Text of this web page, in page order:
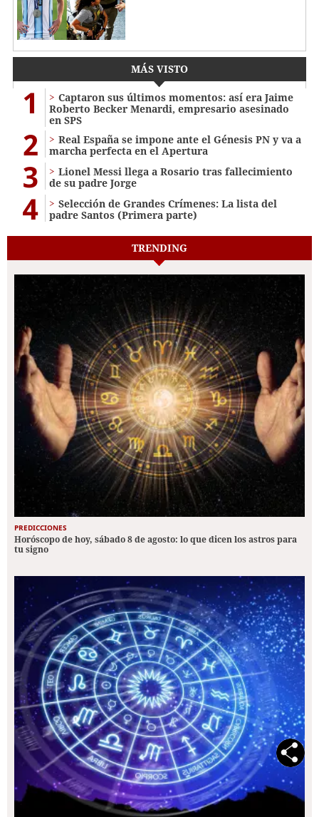
MÁS VISTO
1
Captaron sus últimos momentos: así era Jaime
Roberto Becker Menardi​​​, empresario asesinado
en SPS
2
Real España se impone ante el Génesis PN y va a
marcha perfecta en el Apertura
3
Lionel Messi llega a Rosario tras fallecimiento
de su padre Jorge
4
Selección de Grandes Crímenes: La lista del
padre Santos (Primera parte)
TRENDING
PREDICCIONES
Horóscopo de hoy, sábado 8 de agosto: lo que dicen los astros para
tu signo